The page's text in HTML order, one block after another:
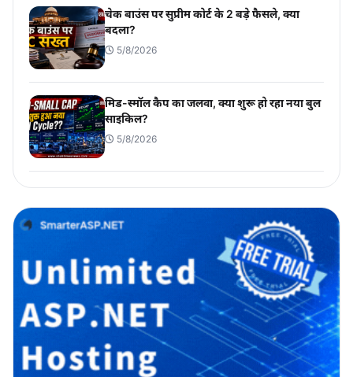
चेक बाउंस पर सुप्रीम कोर्ट के 2 बड़े फैसले, क्या
बदला?
5/8/2026
मिड-स्मॉल कैप का जलवा, क्या शुरू हो रहा नया बुल
साइकिल?
5/8/2026